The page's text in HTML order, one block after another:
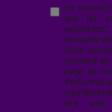
En
que les
demande
Vous
moment en
page de
site web